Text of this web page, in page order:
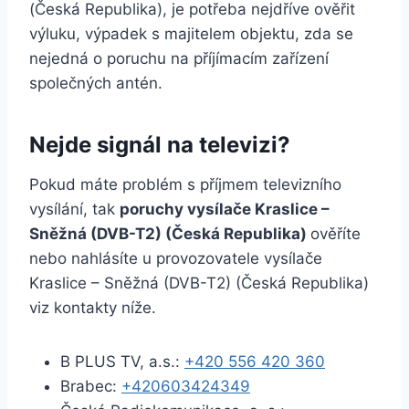
(Česká Republika), je potřeba nejdříve ověřit
výluku, výpadek s majitelem objektu, zda se
nejedná o poruchu na příjímacím zařízení
společných antén.
Nejde signál na televizi?
Pokud máte problém s příjmem televizního
vysílání, tak poruchy vysílače Kraslice –
Sněžná (DVB-T2) (Česká Republika) ověříte
nebo nahlásíte u provozovatele vysílače
Kraslice – Sněžná (DVB-T2) (Česká Republika)
viz kontakty níže.
B PLUS TV, a.s.: +420 556 420 360
Brabec: +420603424349